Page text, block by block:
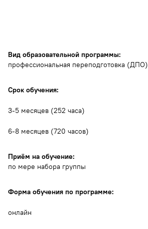
Вид образовательной программы:
профессиональная переподготовка (ДПО)
Срок обучения:
3-5 месяцев (252 часа)
6-8 месяцев (720 часов)
Приём на обучение:
по мере набора группы
Форма обучения по программе:
онлайн